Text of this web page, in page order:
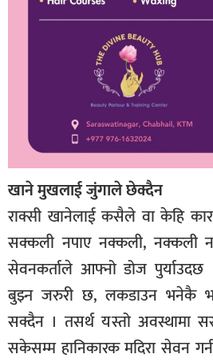
खाने मुखलाई जुंगाले छेक्दैन
राक्सी खानेलाई कसैले वा केहि
सक्कली नपाए नक्कली, नक्कली
सेवनकर्ताले आफ्नो डोज
बुझ्न जरुरी छ, लकडाउन भनेकै
सक्दैन । तसर्थ यस्तो अवस्थामा
सकेसम्म हानिकारक मदिरा सेवन